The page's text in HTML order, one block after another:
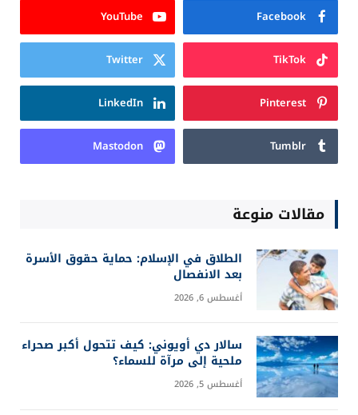
Facebook
YouTube
TikTok
Twitter
Pinterest
LinkedIn
Tumblr
Mastodon
مقالات منوعة
الطلاق في الإسلام: حماية حقوق الأسرة
بعد الانفصال
أغسطس 6, 2026
سالار دي أويوني: كيف تتحول أكبر صحراء
ملحية إلى مرآة للسماء؟
أغسطس 5, 2026